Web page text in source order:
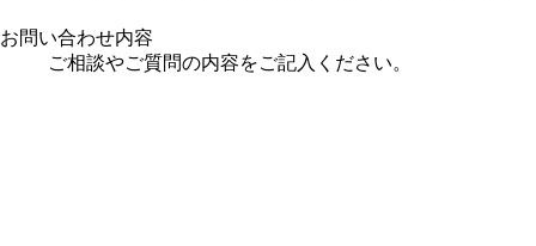
お問い合わせ内容
ご相談やご質問の内容をご記入ください。